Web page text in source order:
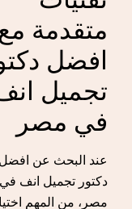
متقدمة مع
افضل
تجميل
في مصر
عند البحث عن افضل
دكتور تجميل انف في
مصر، من المهم